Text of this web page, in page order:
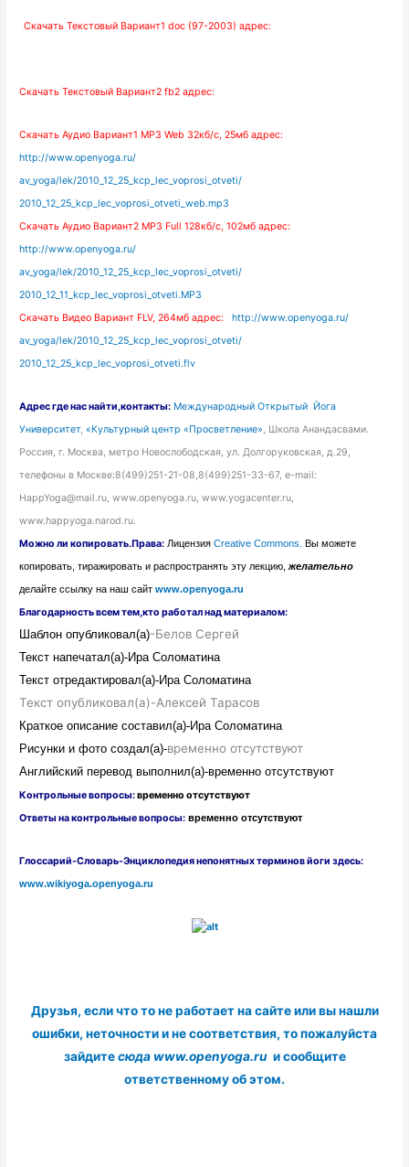
Скачать Текстовый Вариант1 doc (97-2003) адрес:
Скачать Текстовый Вариант2 fb2 адрес:
Скачать Аудио Вариант1 MP3 Web 32кб/с, 25мб адрес:
http://www.openyoga.ru/
av_yoga/lek/2010_12_25_kcp_lec_voprosi_otveti/
2010_12_25_kcp_lec_voprosi_otveti_web.mp3
Скачать Аудио Вариант2 MP3 Full 128кб/с, 102мб адрес:
http://www.openyoga.ru/
av_yoga/lek/2010_12_25_kcp_lec_voprosi_otveti/
2010_12_11_kcp_lec_voprosi_otveti.MP3
Скачать Видео Вариант FLV, 264мб адрес:http://www.openyoga.ru/
av_yoga/lek/2010_12_25_kcp_lec_voprosi_otveti/
2010_12_25_kcp_lec_voprosi_otveti.flv
Адресгде нас найти,контакты: Международный Открытый Йога
Университет, «Культурный центр «Просветление», Школа Анандасвами.
Россия, г. Москва, метро Новослободская, ул. Долгоруковская, д.29,
телефоны в Москве:8(499)251-21-08,8(499)251-33-67, e-mail:
HappYoga@mail.ru, www.openyoga.ru, www.yogacenter.ru,
www.happyoga.narod.ru.
Можно ли копировать.Права: ЛицензияCreative Commons. Вы можете
копировать, тиражировать и распространять эту лекцию, желательно
делайте ссылку на наш сайтwww.openyoga.ru
Благодарность всем тем,кто работал над материалом:
Шаблонопубликовал(а)-Белов Сергей
Текст напечатал(а)-Ира Соломатина
Текст отредактировал(а)-Ира Соломатина
Текст опубликовал(а)-Алексей Тарасов
Краткое описание составил(а)-Ира Соломатина
Рисунки и фото создал(а)-временно отсутствуют
Английский перевод выполнил(а)-временно отсутствуют
Контрольные вопросы:временно отсутствуют
Ответы на контрольные вопросы: временно отсутствуют
Глоссарий-Словарь-Энциклопедия непонятных терминов йоги здесь:
www.wikiyoga.openyoga.ru
Друзья, если что то не работает на сайте или вы нашли
ошибки, неточности и не соответствия, то пожалуйста
зайдитесюда www.openyoga.ruи сообщите
ответственному об этом.